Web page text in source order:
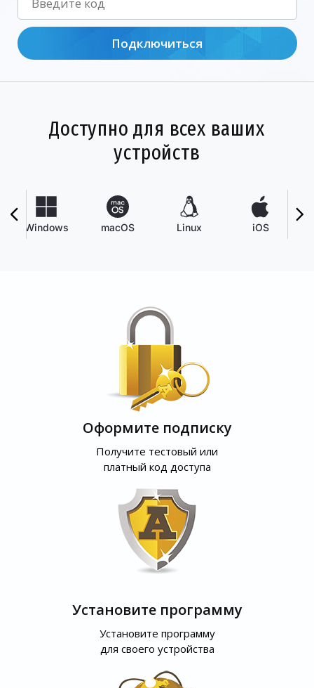
Подключиться
Доступно для всех ваших
устройств
Windows macOS Linux iOS
Оформите подписку
Получите тестовый или
платный код доступа
Установите программу
Установите программу
для своего устройства